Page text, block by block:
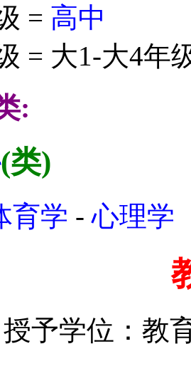
= 高中
= 大1-大4年
:
(类)
育学 -心理学
授予学位：教